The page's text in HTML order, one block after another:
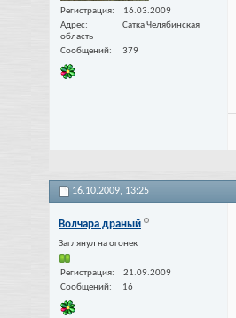
Регистрация
16.03.2009
Адрес
Сатка Челябинская
область
Сообщений
379
16.10.2009, 13:25
Волчара драный
Заглянул на огонек
Регистрация
21.09.2009
Сообщений
16